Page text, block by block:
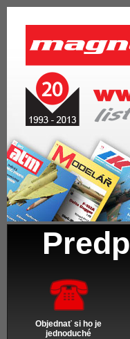
Objednať si ho je
jednoduché